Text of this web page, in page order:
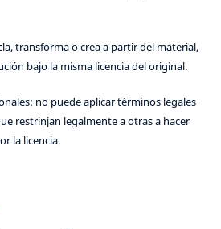
transforma o crea a partir del material,
bajo la misma licencia del original.
no puede aplicar términos legales
restrinjan legalmente a otras a hacer
la licencia.